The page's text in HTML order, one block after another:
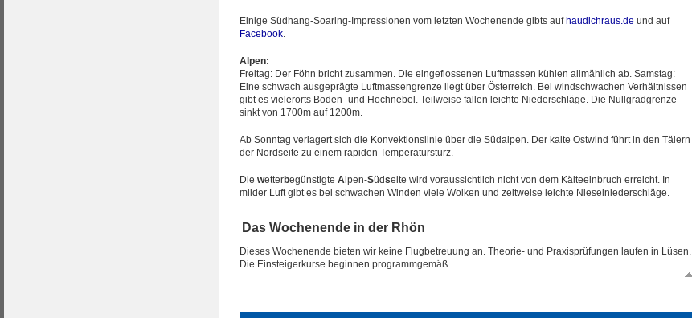
Einige Südhang-Soaring-Impressionen vom letzten Wochenende gibts auf haudichraus.de und auf
Facebook.
Alpen:
Freitag: Der Föhn bricht zusammen. Die eingeflossenen Luftmassen kühlen allmählich ab. Samstag:
Eine schwach ausgeprägte Luftmassengrenze liegt über Österreich. Bei windschwachen Verhältnissen
gibt es vielerorts Boden- und Hochnebel. Teilweise fallen leichte Niederschläge. Die Nullgradgrenze
sinkt von 1700m auf 1200m.
Ab Sonntag verlagert sich die Konvektionslinie über die Südalpen. Der kalte Ostwind führt in den Tälern
der Nordseite zu einem rapiden Temperatursturz.
Die wetterbegünstigte Alpen-Südseite wird voraussichtlich nicht von dem Kälteeinbruch erreicht. In
milder Luft gibt es bei schwachen Winden viele Wolken und zeitweise leichte Nieselniederschläge.
Das Wochenende in der Rhön
Dieses Wochenende bieten wir keine Flugbetreuung an. Theorie- und Praxisprüfungen laufen in Lüsen.
Die Einsteigerkurse beginnen programmgemäß.